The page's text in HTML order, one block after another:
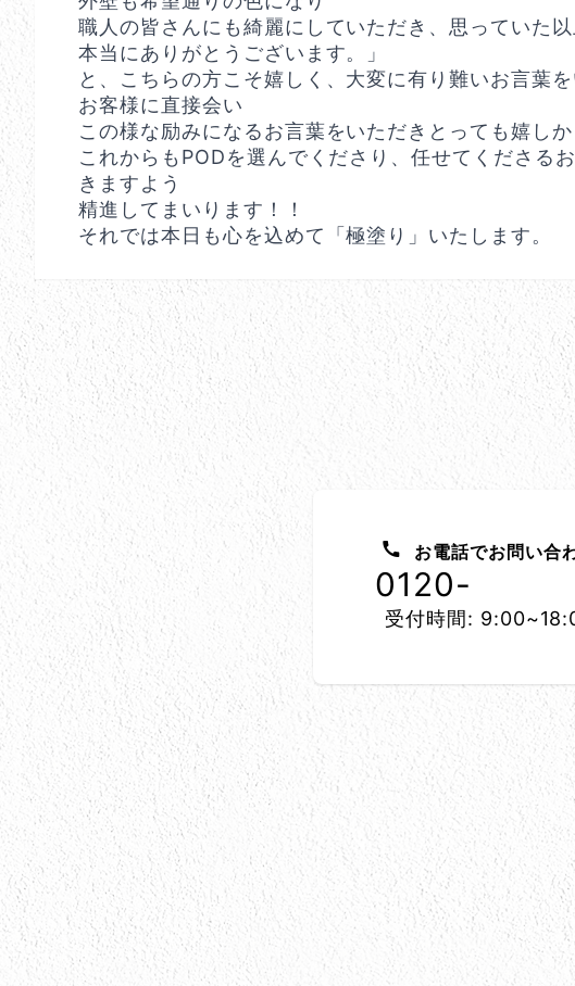
職人の皆さんにも綺麗にしていただき、思っていた以
本当にありがとうございます。」
と、こちらの方こそ嬉しく、大変に有り難いお言葉を
お客様に直接会い
この様な励みになるお言葉をいただきとっても嬉し
これからもPODを選んでくださり、任せてくださる
きますよう
精進してまいります！！
それでは本日も心を込めて「極塗り」いたします。
お問い合わせ方法
お電話でお問い合
0120-
受付時間:
所在地